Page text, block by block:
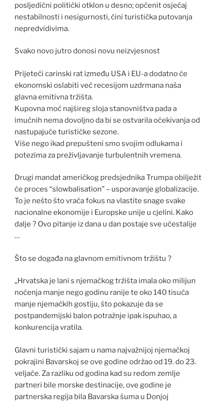
posljedični politički otklon u desno; općenit osjećaj
nestabilnosti i nesigurnosti, čini turistička putovanja
nepredvidivima.
Svako novo jutro donosi novu neizvjesnost
Prijeteći carinski rat između USA i EU-a dodatno će
ekonomski oslabiti već recesijom uzdrmana naša
glavna emitivna tržišta.
Kupovna moć najšireg sloja stanovništva pada a
imućnih nema dovoljno da bi se ostvarila očekivanja od
nastupajuće turističke sezone.
Više nego ikad prepušteni smo svojim odlukama i
potezima za preživljavanje turbulentnih vremena.
Drugi mandat američkog predsjednika Trumpa obilježit
će proces “slowbalisation” – usporavanje globalizacije.
To je nešto što vraća fokus na vlastite snage svake
nacionalne ekonomije i Europske unije u cjelini. Kako
dalje ? Ovo pitanje iz dana u dan postaje sve učestalije
…
Što se događa na glavnom emitivnom tržištu ?
„Hrvatska je lani s njemačkog tržišta imala oko milijun
noćenja manje nego godinu ranije te oko 140 tisuća
manje njemačkih gostiju, što pokazuje da se
postpandemijski balon potražnje ipak ispuhao, a
konkurencija vratila.
Glavni turistički sajam u nama najvažnijoj njemačkoj
pokrajini Bavarskoj se ove godine održao od 19. do 23.
veljače. Za razliku od godina kad su redom zemlje
partneri bile morske destinacije, ove godine je
partnerska regija bila Bavarska šuma u Donjoj